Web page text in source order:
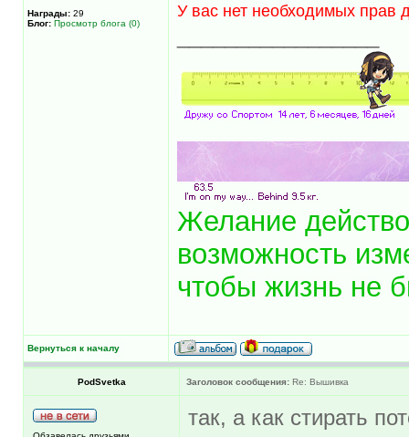
Награды: 29
Блог: Просмотр блога (0)
У вас нет необходимых прав
Желание
возможность
чтобы жизнь не
Вернуться к началу
PodSvetka Заголовок сообщения: Re: Вышивка
так, а как стирать